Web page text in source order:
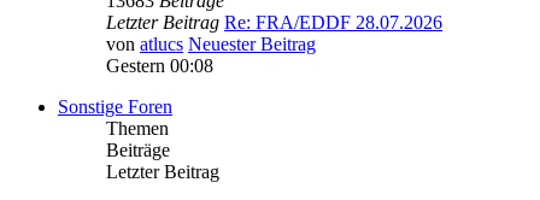
Letzter Beitrag Re: FRA/EDDF 28.07.2026
von atlucs Neuester Beitrag
Gestern 00:08
Sonstige Foren
Themen
Beiträge
Letzter Beitrag